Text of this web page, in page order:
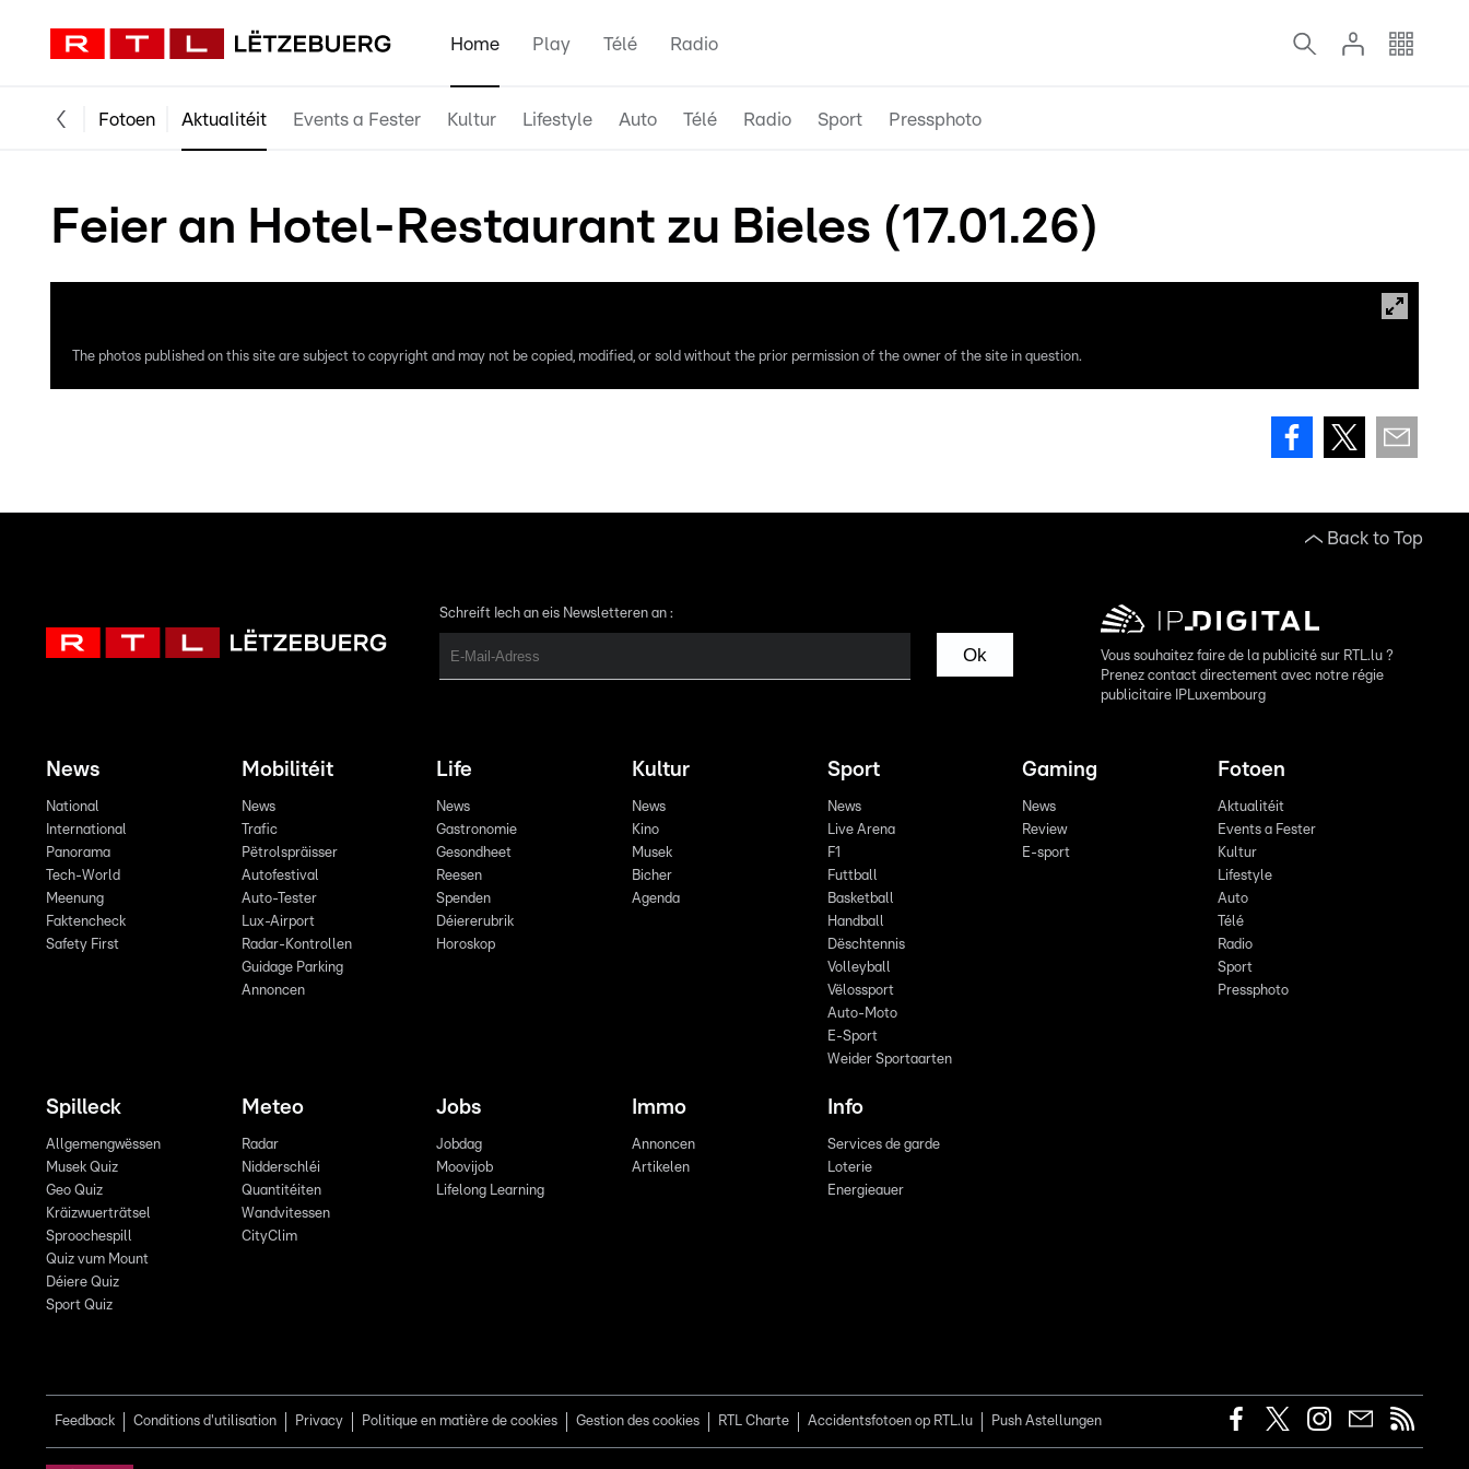
Home Play Télé Radio
Fotoen Aktualitéit Events a Fester Kultur Lifestyle Auto Télé Radio Sport Pressphoto
Feier an Hotel-Restaurant zu Bieles (17.01.26)
The photos published on this site are subject to copyright and may not be copied, modified, or sold without the prior permission of the owner of the site in question.
Back to Top
Schreift Iech an eis Newsletteren an :
Ok
Vous souhaitez faire de la publicité sur RTL.lu ?
Prenez contact directement avec notre régie
publicitaire IPLuxembourg
News
National
International
Panorama
Tech-World
Meenung
Faktencheck
Safety First
Mobilitéit
News
Trafic
Pëtrolspräisser
Autofestival
Auto-Tester
Lux-Airport
Radar-Kontrollen
Guidage Parking
Annoncen
Life
News
Gastronomie
Gesondheet
Reesen
Spenden
Déiererubrik
Horoskop
Kultur
News
Kino
Musek
Bicher
Agenda
Sport
News
Live Arena
F1
Futtball
Basketball
Handball
Dëschtennis
Volleyball
Vëlossport
Auto-Moto
E-Sport
Weider Sportaarten
Gaming
News
Review
E-sport
Fotoen
Aktualitéit
Events a Fester
Kultur
Lifestyle
Auto
Télé
Radio
Sport
Pressphoto
Spilleck
Allgemengwëssen
Musek Quiz
Geo Quiz
Kräizwuerträtsel
Sproochespill
Quiz vum Mount
Déiere Quiz
Sport Quiz
Meteo
Radar
Nidderschléi
Quantitéiten
Wandvitessen
CityClim
Jobs
Jobdag
Moovijob
Lifelong Learning
Immo
Annoncen
Artikelen
Info
Services de garde
Loterie
Energieauer
Feedback Conditions d'utilisation Privacy Politique en matière de cookies Gestion des cookies RTL Charte Accidentsfotoen op RTL.lu Push Astellungen